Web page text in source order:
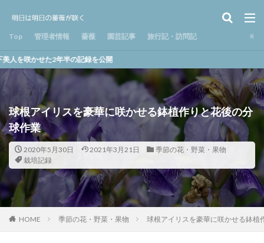
Top 管理者情報 薔薇 園芸記事 旅行記・訪問記
の記録を公開
球根アイリスを豪華に咲かせる鉢植作りと花後の分
球作業
2020年5月30日 2021年3月21日
季節の花・野菜・果物
栽培記録
HOME 季節の花・野菜・果物 球根アイリスを豪華に咲かせる鉢植